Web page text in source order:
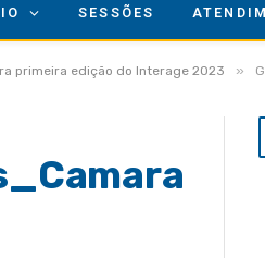
SESSÕES
primeira edição do Interage 2023 »